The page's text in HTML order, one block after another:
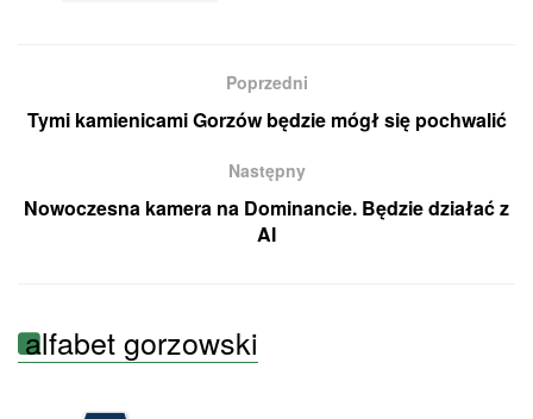
Poprzedni
Tymi kamienicami Gorzów będzie mógł się pochwalić
Następny
Nowoczesna kamera na Dominancie. Będzie działać z
AI
alfabet gorzowski